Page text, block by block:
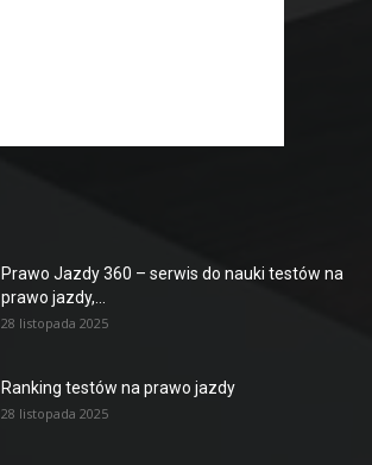
Prawo Jazdy 360 – serwis do nauki testów na
prawo jazdy,...
28 listopada 2025
Ranking testów na prawo jazdy
28 listopada 2025